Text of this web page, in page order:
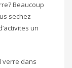
Beaucoup
sechez
un
verre dans